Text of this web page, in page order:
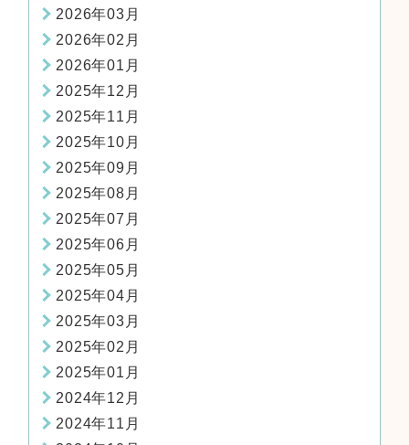
2026年03月
2026年02月
2026年01月
2025年12月
2025年11月
2025年10月
2025年09月
2025年08月
2025年07月
2025年06月
2025年05月
2025年04月
2025年03月
2025年02月
2025年01月
2024年12月
2024年11月